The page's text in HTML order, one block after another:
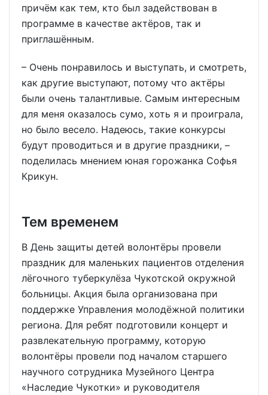
причём как тем, кто был задействован в
программе в качестве актёров, так и
приглашённым.
– Очень понравилось и выступать, и смотреть,
как другие выступают, потому что актёры
были очень талантливые. Самым интересным
для меня оказалось сумо, хоть я и проиграла,
но было весело. Надеюсь, такие конкурсы
будут проводиться и в другие праздники, –
поделилась мнением юная горожанка Софья
Крикун.
Тем временем
В День защиты детей волонтёры провели
праздник для маленьких пациентов отделения
лёгочного туберкулёза Чукотской окружной
больницы. Акция была организована при
поддержке Управления молодёжной политики
региона. Для ребят подготовили концерт и
развлекательную программу, которую
волонтёры провели под началом старшего
научного сотрудника Музейного Центра
«Наследие Чукотки» и руководителя